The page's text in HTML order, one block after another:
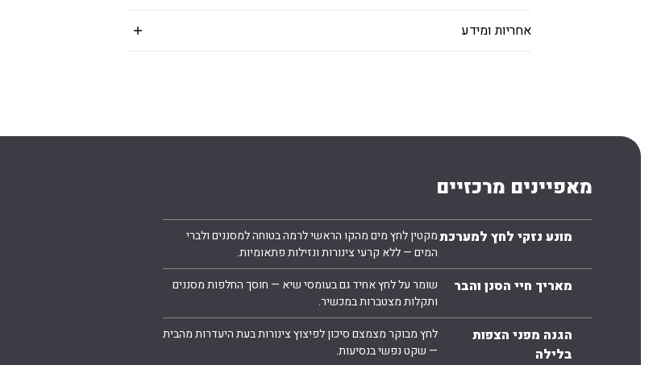
אחריות ומידע
מאפיינים מרכזיים
מונע נזקי לחץ למערכתמקטין לחץ מים מהקו הראשי לרמה בטוחה למסננים ולברי
המים — ללא קרעי צינורות ונזילות פתאומיות.
מאריך חיי הסנן והבר
שומר על לחץ אחיד גם בעומסי שיא — חוסך החלפות מסננים
ותקלות מצטברות במכשיר.
הגנה מפני הצפות
בלילה
לחץ מבוקר מצמצם סיכון לפיצוץ צינורות בעת היעדרות מהבית
— שקט נפשי בנסיעות.